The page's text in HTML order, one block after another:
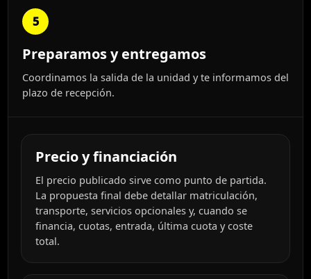
5
Preparamos y entregamos
Coordinamos la salida de la unidad y te informamos del
plazo de recepción.
Precio y financiación
El precio publicado sirve como punto de partida.
La propuesta final debe detallar matriculación,
transporte, servicios opcionales y, cuando se
financia, cuotas, entrada, última cuota y coste
total.